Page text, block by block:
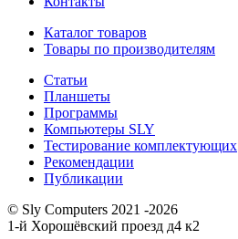
Каталог товаров
Товары по производителям
Статьи
Планшеты
Программы
Компьютеры SLY
Тестирование комплектующих
Рекомендации
Публикации
© Sly Computers 2021 -2026
1-й Хорошёвский проезд д4 к2